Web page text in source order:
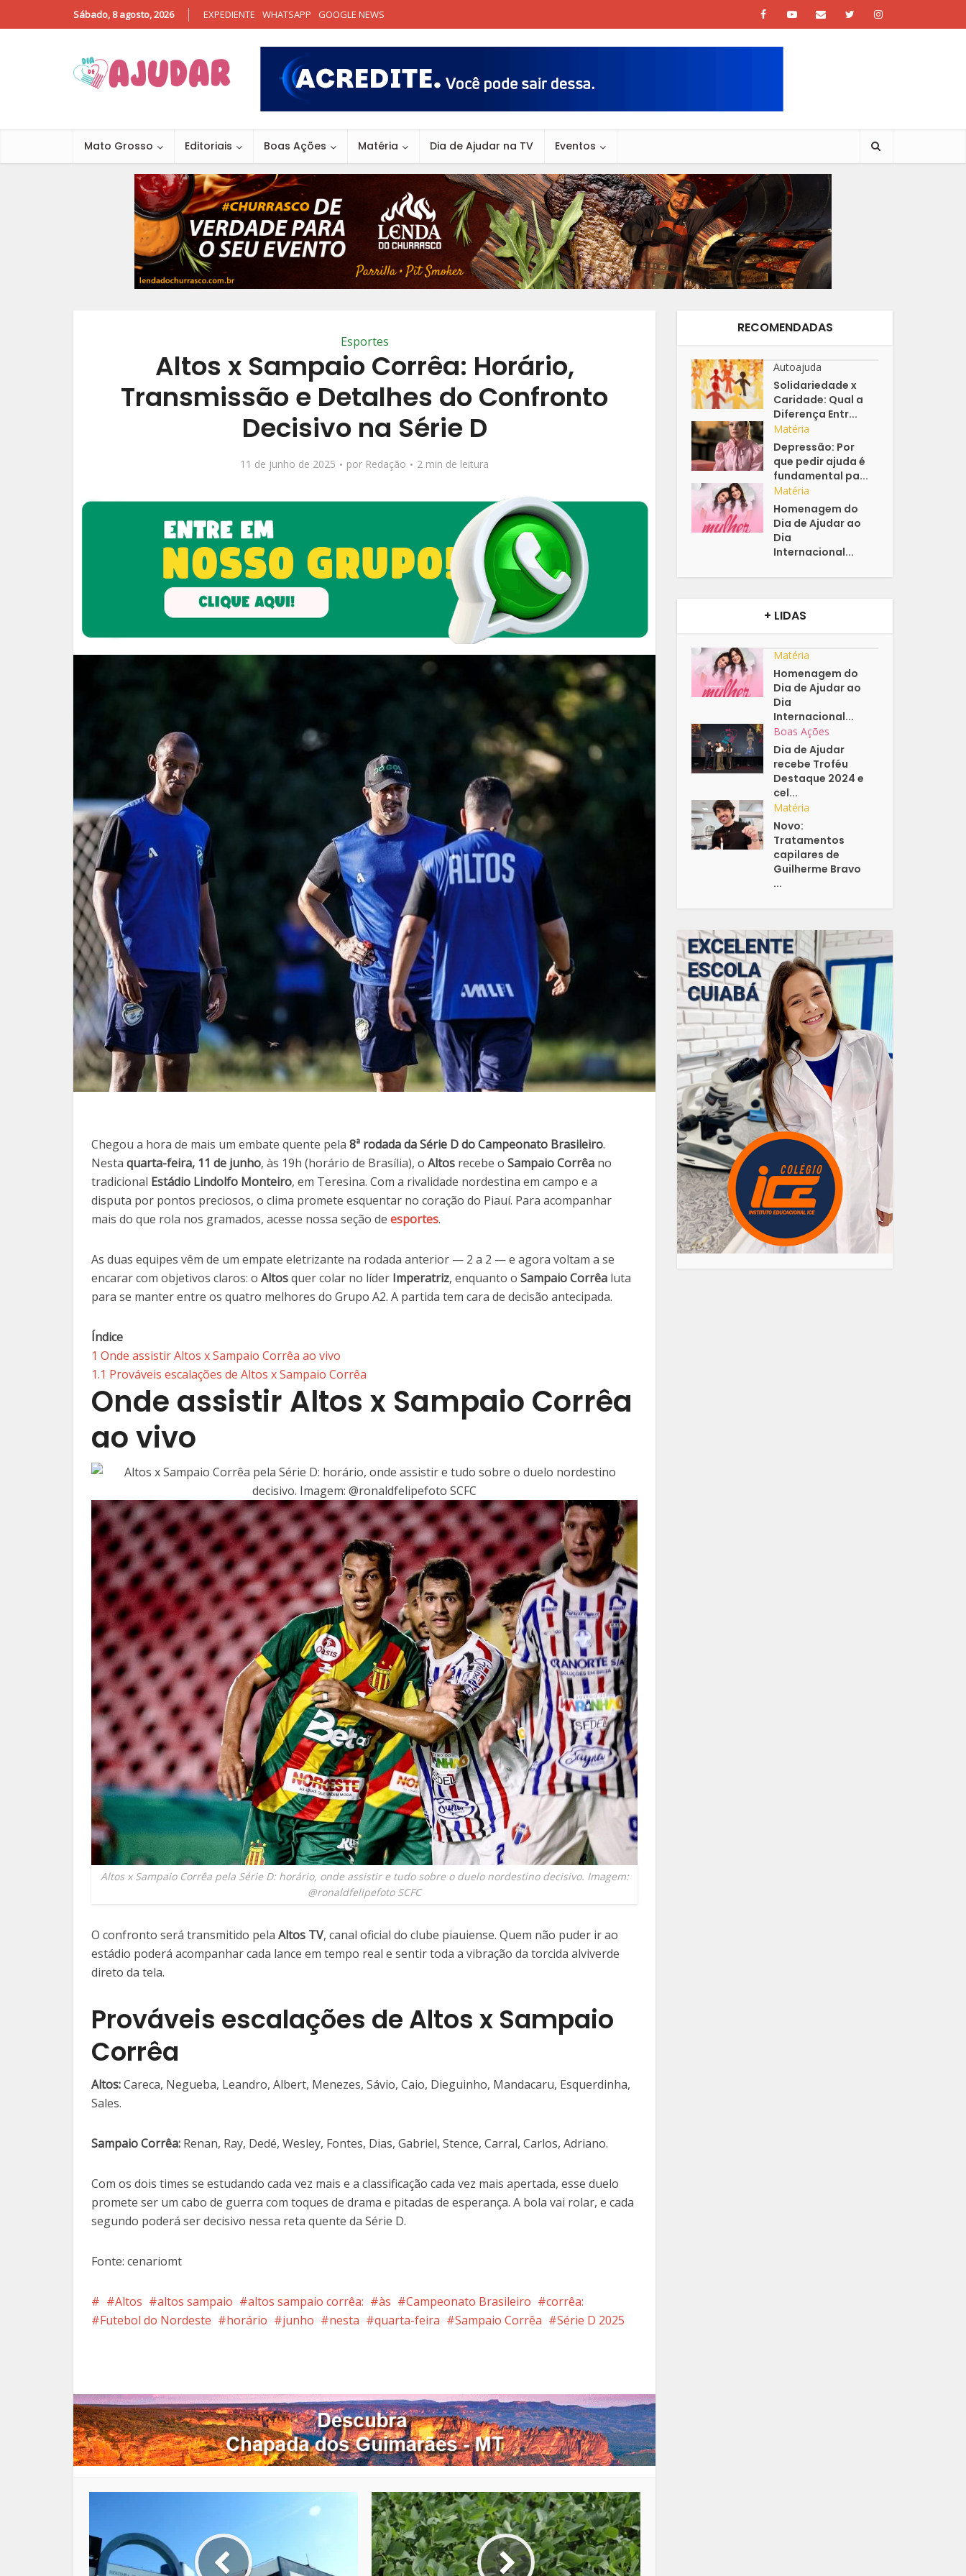
Sábado, 8 agosto, 2026 EXPEDIENTE WHATSAPP GOOGLE NEWS
Mato Grosso Editoriais Boas Ações Matéria Dia de Ajudar na TV Eventos
Esportes
Altos x Sampaio Corrêa: Horário,
Transmissão e Detalhes do Confronto
Decisivo na Série D
11 de junho de 2025 por Redação 2 min de leitura
Chegou a hora de mais um embate quente pela 8ª rodada da Série D do Campeonato Brasileiro.
Nesta quarta-feira, 11 de junho, às 19h (horário de Brasília), o Altos recebe o Sampaio Corrêa no
tradicional Estádio Lindolfo Monteiro, em Teresina. Com a rivalidade nordestina em campo e a
disputa por pontos preciosos, o clima promete esquentar no coração do Piauí. Para acompanhar
mais do que rola nos gramados, acesse nossa seção de esportes.
As duas equipes vêm de um empate eletrizante na rodada anterior — 2 a 2 — e agora voltam a se
encarar com objetivos claros: o Altosquer colar no líder Imperatriz, enquanto o Sampaio Corrêa luta
para se manter entre os quatro melhores do Grupo A2. A partida tem cara de decisão antecipada.
Índice
1 Onde assistir Altos x Sampaio Corrêa ao vivo
1.1 Prováveis escalações de Altos x Sampaio Corrêa
Onde assistir Altos x Sampaio Corrêa
ao vivo
Altos x Sampaio Corrêa pela Série D: horário, onde assistir e tudo sobre o duelo nordestino decisivo. Imagem:
@ronaldfelipefoto SCFC
O confronto será transmitido pela Altos TV, canal oficial do clube piauiense. Quem não puder ir ao
estádio poderá acompanhar cada lance em tempo real e sentir toda a vibração da torcida alviverde
direto da tela.
Prováveis escalações de Altos x Sampaio
Corrêa
Altos:Careca, Negueba, Leandro, Albert, Menezes, Sávio, Caio, Dieguinho, Mandacaru, Esquerdinha,
Sales.
Sampaio Corrêa: Renan, Ray, Dedé, Wesley, Fontes, Dias, Gabriel, Stence, Carral, Carlos, Adriano.
Com os dois times se estudando cada vez mais e a classificação cada vez mais apertada, esse duelo
promete ser um cabo de guerra com toques de drama e pitadas de esperança. A bola vai rolar, e cada
segundo poderá ser decisivo nessa reta quente da Série D.
Fonte: cenariomt
Altos altos sampaio altos sampaio corrêa: às Campeonato Brasileiro
corrêa:
Futebol do Nordeste
horário junho nesta quarta-feira Sampaio Corrêa Série D 2025
RECOMENDADAS
Autoajuda
Solidariedade x
Caridade: Qual a
Diferença Entr...
Matéria
Depressão: Por
que pedir ajuda é
fundamental pa...
Matéria
Homenagem do
Dia de Ajudar ao
Dia
Internacional...
+ LIDAS
Matéria
Homenagem do
Dia de Ajudar ao
Dia
Internacional...
Boas Ações
Dia de Ajudar
recebe Troféu
Destaque 2024 e
cel...
Matéria
Novo:
Tratamentos
capilares de
Guilherme Bravo
...